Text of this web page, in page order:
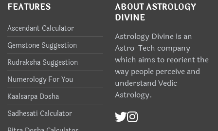
FEATURES
Ascendant Calculator
Gemstone Suggestion
Rudraksha Suggestion
Numerology For You
Kaalsarpa Dosha
Sadhesati Calculator
ABOUT ASTROLOGY
DIVINE
Astrology Divine is an
Astro-Tech company
which aims to reorient the
way people perceive and
understand Vedic
Astrology.